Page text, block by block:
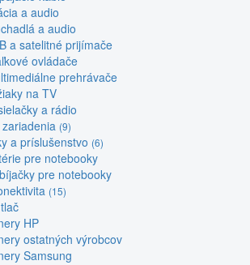
a audio
a audio
a satelitné prijímače
ovládače
prehrávače
na TV
a rádio
(9)
a príslušenstvo (6)
pre notebooky
pre notebooky
(15)
HP
ostatných výrobcov
Samsung